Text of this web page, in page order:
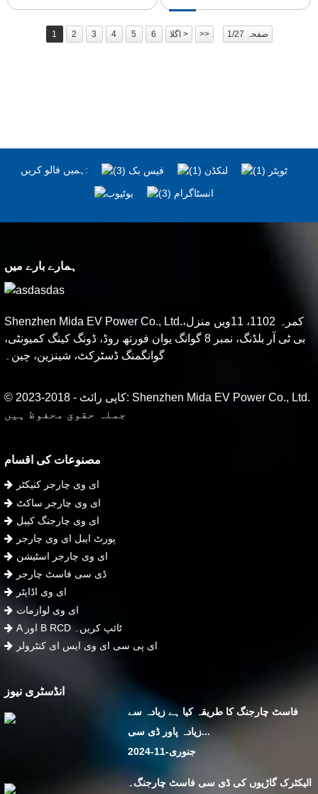
1 2 3 4 5 6 اگلا > >> صفحہ 1/27
ہمیں فالو کریں:
ہمارے بارے میں
Shenzhen Mida EV Power Co., Ltd.کمرہ 1102، 11ویں منزل،
بی ٹی آر بلڈنگ، نمبر 8 گوانگ یوان فورتھ روڈ، ڈونگ کینگ کمیونٹی،
گوانگمنگ ڈسٹرکٹ، شینزین، چین۔
© کاپی رائٹ - 2018-2023: Shenzhen Mida EV Power Co., Ltd.
جملہ حقوق محفوظ ہیں
مصنوعات کی اقسام
ای وی چارجر کنیکٹر
ای وی چارجر ساکٹ
ای وی چارجنگ کیبل
پورٹ ایبل ای وی چارجر
ای وی چارجر اسٹیشن
ڈی سی فاسٹ چارجر
ای وی اڈاپٹر
ای وی لوازمات
A اور B RCD ٹائپ کریں۔
ای پی سی ای وی ایس ای کنٹرولر
انڈسٹری نیوز
فاسٹ چارجنگ کا طریقہ کیا ہے زیادہ سے
زیادہ پاور ڈی سی...
جنوری-11-2024
الیکٹرک گاڑیوں کی ڈی سی فاسٹ چارجنگ۔